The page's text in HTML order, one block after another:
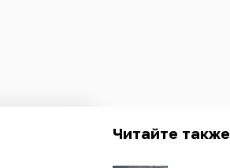
Читайте также